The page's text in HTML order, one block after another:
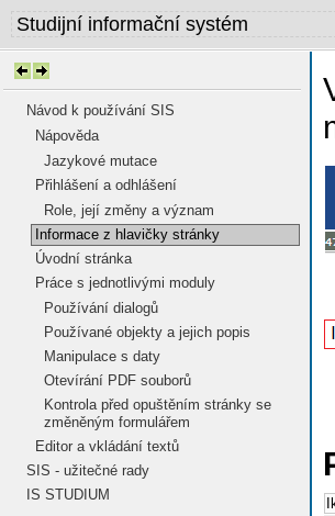
Návod k používání SIS
Nápověda
Jazykové mutace
Přihlášení a odhlášení
Role, její změny a význam
Informace z hlavičky stránky
Úvodní stránka
Práce s jednotlivými moduly
Používání dialogů
Používané objekty a jejich popis
Manipulace s daty
Otevírání PDF souborů
Kontrola před opuštěním stránky se
změněným formulářem
Editor a vkládání textů
SIS - užitečné rady
IS STUDIUM